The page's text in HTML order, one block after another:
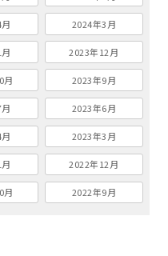
2024年3月
2023年12月
月 2023年9月
2023年6月
2023年3月
2022年12月
月 2022年9月